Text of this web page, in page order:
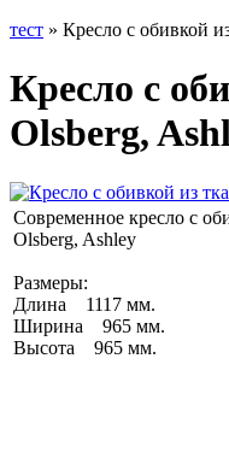
тест » Кресло с обивкой
Кресло с
Olsberg,
Современное кресло с
Olsberg, Ashley
Размеры:
Длина 1117 мм.
Ширина 965 мм.
Высота 965 мм.